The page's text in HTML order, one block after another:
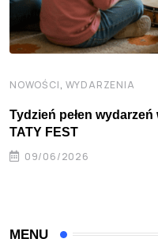
NOWOŚCI WYDARZENIA
Tydzień pełen
TATY FEST
09/06/2026
MENU